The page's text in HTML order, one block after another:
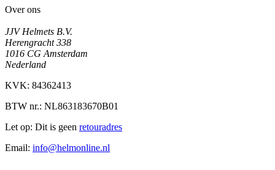
Over ons
JJV Helmets B.V.
Herengracht 338
1016 CG Amsterdam
Nederland
KVK: 84362413
BTW nr.: NL863183670B01
Let op: Dit is geen retouradres
Email: info@helmonline.nl